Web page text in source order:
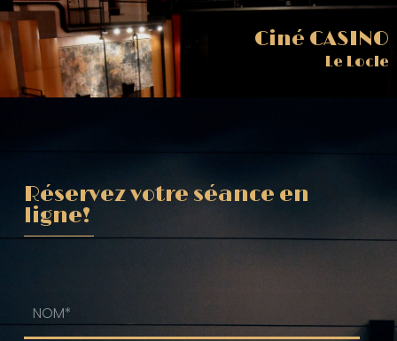
Ciné CASINO
Le Locle
Réservez votre séance en
ligne!